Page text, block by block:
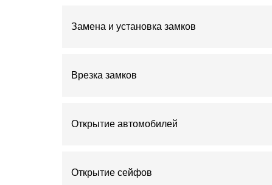
Замена и установка замков
Врезка замков
Открытие автомобилей
Открытие сейфов